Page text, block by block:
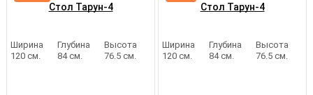
Стол Тарун-4
Ширина
120 см.
Глубина
84 см.
Высота
76.5 см.
Стол Тарун-4
Ширина
120 см.
Глубина
84 см.
Высота
76.5 см.